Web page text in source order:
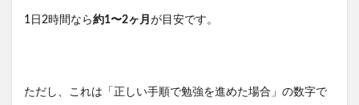
1日2時間なら約1〜2ヶ月 が目安です。
ただし、これは「正しい手順で勉強を進めた場合」の数字で